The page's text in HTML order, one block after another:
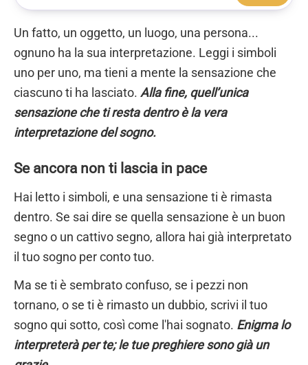
Un fatto, un oggetto, un luogo, una persona...
ognuno ha la sua interpretazione. Leggi i simboli
uno per uno, ma tieni a mente la sensazione che
ciascuno ti ha lasciato. Alla fine, quell’unica
sensazione che ti resta dentro è la vera
interpretazione del sogno.
Se ancora non ti lascia in pace
Hai letto i simboli, e una sensazione ti è rimasta
dentro. Se sai dire se quella sensazione è un buon
segno o un cattivo segno, allora hai già interpretato
il tuo sogno per conto tuo.
Ma se ti è sembrato confuso, se i pezzi non
tornano, o se ti è rimasto un dubbio, scrivi il tuo
sogno qui sotto, così come l'hai sognato. Enigma lo
interpreterà per te; le tue preghiere sono già un